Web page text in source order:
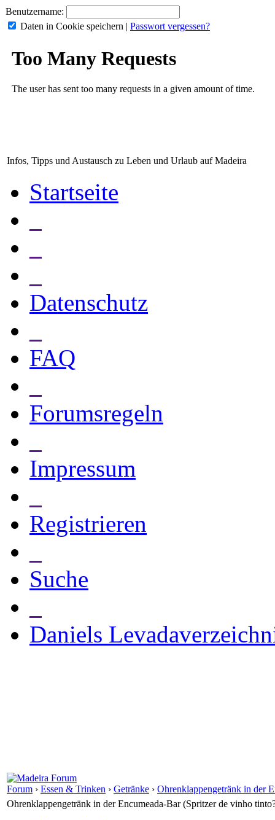
Benutzername:
Daten in Cookie speichern | Passwort vergessen?
Infos, Tipps und Austausch zu Leben und Urlaub auf Madeira
Startseite
Datenschutz
FAQ
Forumsregeln
Impressum
Registrieren
Suche
Daniels
Forum › Essen & Trinken › Getränke › Ohrenklappengetränk in der
Ohrenklappengetränk in der Encumeada-Bar (Spritzer de vinho